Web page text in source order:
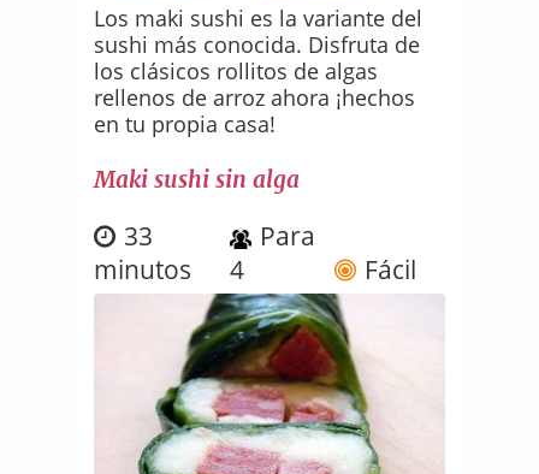
Los maki sushi es la variante del
sushi más conocida. Disfruta de
los clásicos rollitos de algas
rellenos de arroz ahora ¡hechos
en tu propia casa!
Maki sushi sin alga
33
minutos
Para
4
Fácil